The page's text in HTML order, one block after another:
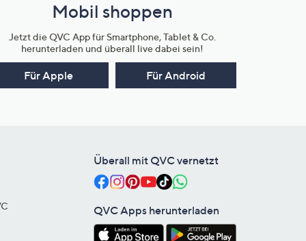
Mobil shoppen
Jetzt die QVC App für Smartphone, Tablet & Co.
herunterladen und überall live dabei sein!
Für Apple Für Android
Überall mit QVC vernetzt
QVC Apps herunterladen